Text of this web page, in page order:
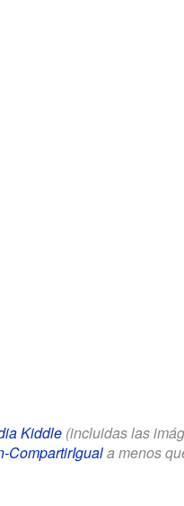
Kiddle(incluidas las
CompartirIguala menos